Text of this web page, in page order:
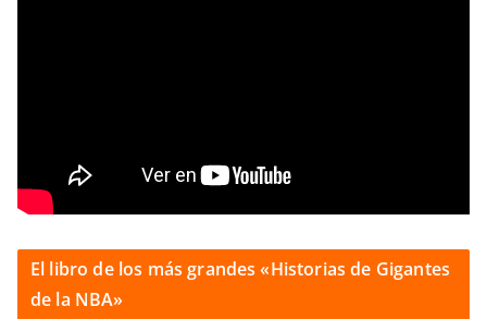
El libro de los más grandes «Historias de Gigantes
de la NBA»